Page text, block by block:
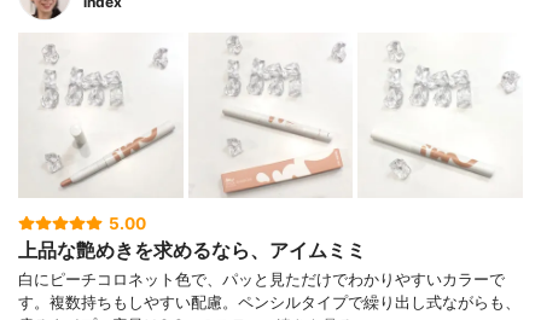
5.00
上品な艶めきを求めるなら、アイムミミ
白にピーチコロネット色で、パッと見ただけでわかりやすいカラーで
す。複数持ちもしやすい配慮。ペンシルタイプで繰り出し式ながらも、